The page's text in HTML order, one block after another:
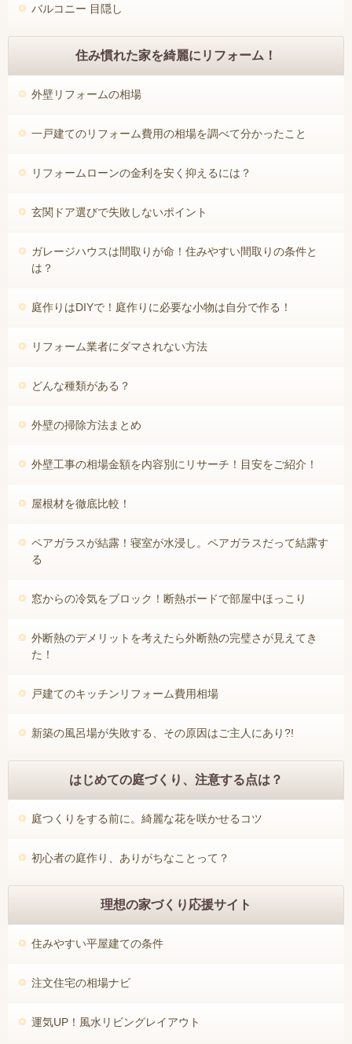
バルコニー 目隠し
住み慣れた家を綺麗にリフォーム！
外壁リフォームの相場
一戸建てのリフォーム費用の相場を調べて分かったこと
リフォームローンの金利を安く抑えるには？
玄関ドア選びで失敗しないポイント
ガレージハウスは間取りが命！住みやすい間取りの条件と
は？
庭作りはDIYで！庭作りに必要な小物は自分で作る！
リフォーム業者にダマされない方法
どんな種類がある？
外壁の掃除方法まとめ
外壁工事の相場金額を内容別にリサーチ！目安をご紹介！
屋根材を徹底比較！
ペアガラスが結露！寝室が水浸し。ペアガラスだって結露す
る
窓からの冷気をブロック！断熱ボードで部屋中ほっこり
外断熱のデメリットを考えたら外断熱の完璧さが見えてき
た！
戸建てのキッチンリフォーム費用相場
新築の風呂場が失敗する、その原因はご主人にあり?!
はじめての庭づくり、注意する点は？
庭つくりをする前に。綺麗な花を咲かせるコツ
初心者の庭作り、ありがちなことって？
理想の家づくり応援サイト
住みやすい平屋建ての条件
注文住宅の相場ナビ
運気UP！風水リビングレイアウト